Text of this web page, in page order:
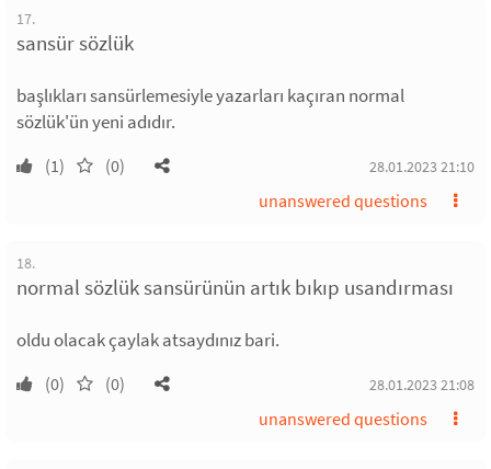
17.
sansür sözlük
başlıkları sansürlemesiyle yazarları kaçıran normal
sözlük'ün yeni adıdır.
(1) (0) 28.01.2023 21:10
unanswered questions
18.
normal sözlük sansürünün artık bıkıp usandırması
oldu olacak çaylak atsaydınız bari.
(0) (0) 28.01.2023 21:08
unanswered questions